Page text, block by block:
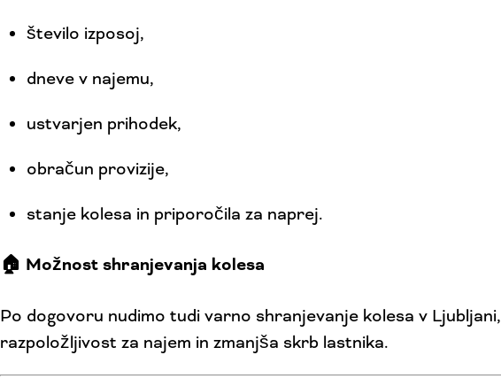
število izposoj,
dneve v najemu,
ustvarjen prihodek,
obračun provizije,
stanje kolesa in priporočila za naprej.
🏠 Možnost shranjevanja kolesa
Po dogovoru nudimo tudi varno shranjevanje kolesa v
razpoložljivost za najem in zmanjša skrb lastnika.